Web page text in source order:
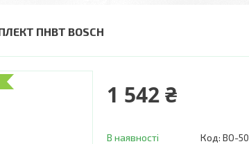
ПНВТ BOSCH
1 542 ₴
В наявності Код: BO-